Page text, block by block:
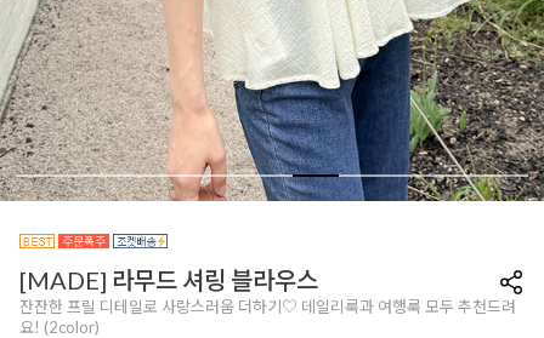
[MADE] 라무드 셔링 블라우스
잔잔한 프릴 디테일로 사랑스러움 더하기♡ 데일리룩과 여행룩 모두 추천드려
요! (2color)